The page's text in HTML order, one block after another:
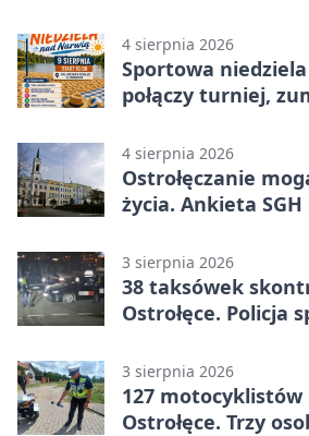
4 sierpnia 2026
Sportowa
połączy turniej,
4 sierpnia 2026
Ostrołęczanie
życia. Ankieta
3 sierpnia 2026
38 taksówek
Ostrołęce. Policja
3 sierpnia 2026
127
Ostrołęce. Trzy